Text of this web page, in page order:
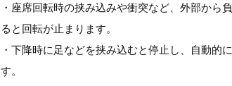
・座席回転時の挟み込みや衝突など、外部から
ると回転が止まります。
・下降時に足などを挟み込むと停止し、自動的
す。